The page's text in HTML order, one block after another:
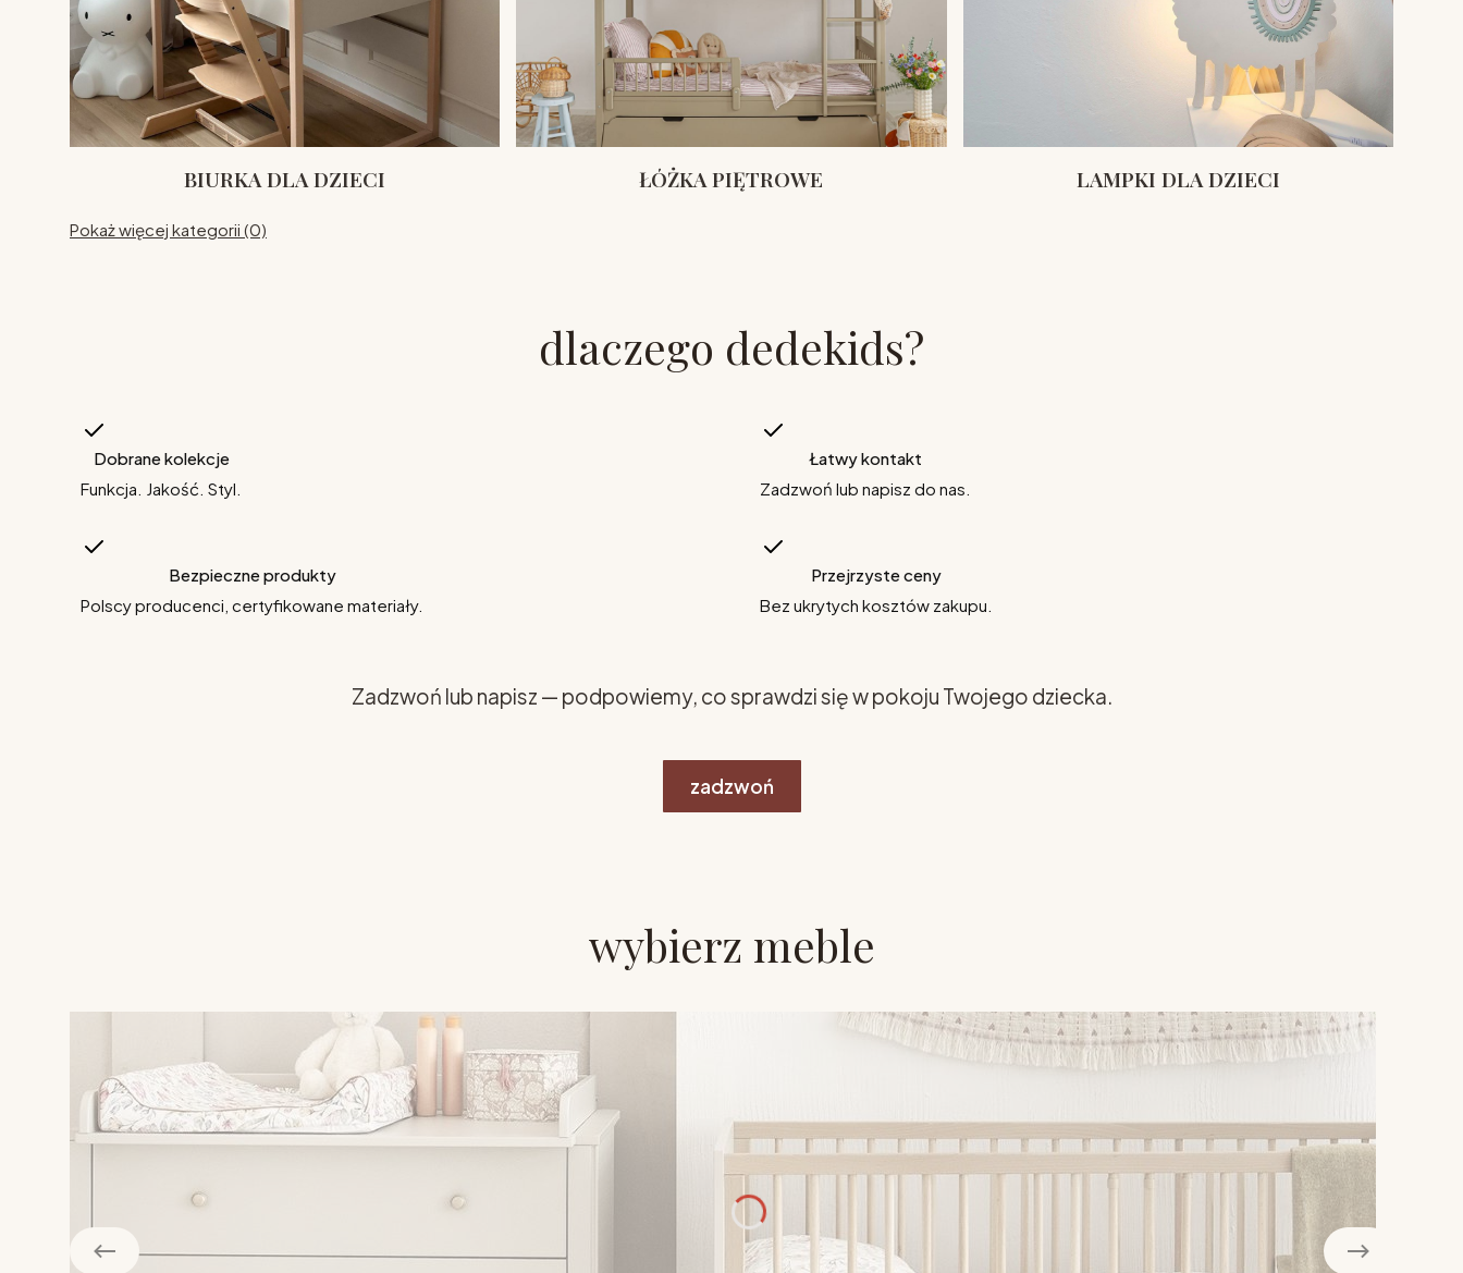
BIURKA DLA DZIECI ŁÓŻKA PIĘTROWE LAMPKI DLA DZIECI
Pokaż więcej kategorii (0)
dlaczego dedekids?
Dobrane kolekcje
Funkcja. Jakość. Styl.
Łatwy kontakt
Zadzwoń lub napisz do nas.
Bezpieczne produkty
Polscy producenci, certyfikowane materiały.
Przejrzyste ceny
Bez ukrytych kosztów zakupu.
Zadzwoń lub napisz — podpowiemy, co sprawdzi się w pokoju Twojego dziecka.
zadzwoń
wybierz meble